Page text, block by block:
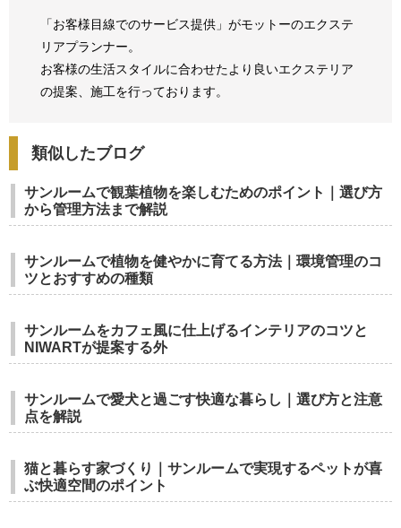
「お客様目線でのサービス提供」がモットーのエクステ
リアプランナー。
お客様の生活スタイルに合わせたより良いエクステリア
の提案、 施工を行っております。
類似したブログ
サンルームで観葉植物を楽しむためのポイント｜選び方
から管理方法まで解説
サンルームで植物を健やかに育てる方法｜環境管理のコ
ツとおすすめの種類
サンルームをカフェ風に仕上げるインテリアのコツと
NIWARTが提案する外
サンルームで愛犬と過ごす快適な暮らし｜選び方と注意
点を解説
猫と暮らす家づくり｜サンルームで実現するペットが喜
ぶ快適空間のポイント